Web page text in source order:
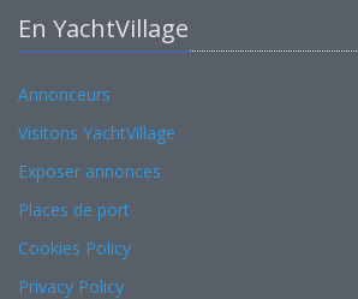
En YachtVillage
Annonceurs
Visitons YachtVillage
Exposer annonces
Places de port
Cookies Policy
Privacy Policy